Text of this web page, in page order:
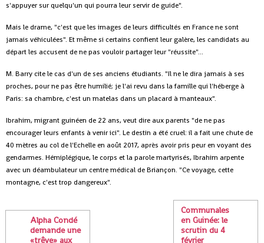
s'appuyer sur quelqu'un qui pourra leur servir de guide".
Mais le drame, "c'est que les images de leurs difficultés en France ne sont
jamais véhiculées". Et même si certains confient leur galère, les candidats au
départ les accusent de ne pas vouloir partager leur "réussite"...
M. Barry cite le cas d'un de ses anciens étudiants. "Il ne le dira jamais à ses
proches, pour ne pas être humilié; je l'ai revu dans la famille qui l'héberge à
Paris: sa chambre, c'est un matelas dans un placard à manteaux".
Ibrahim, migrant guinéen de 22 ans, veut dire aux parents "de ne pas
encourager leurs enfants à venir ici". Le destin a été cruel: il a fait une chute de
40 mètres au col de l'Echelle en août 2017, après avoir pris peur en voyant des
gendarmes. Hémiplégique, le corps et la parole martyrisés, Ibrahim arpente
avec un déambulateur un centre médical de Briançon. "Ce voyage, cette
montagne, c'est trop dangereux".
Alpha Condé
demande une
«trêve» aux
Communales
en Guinée: le
scrutin du 4
février